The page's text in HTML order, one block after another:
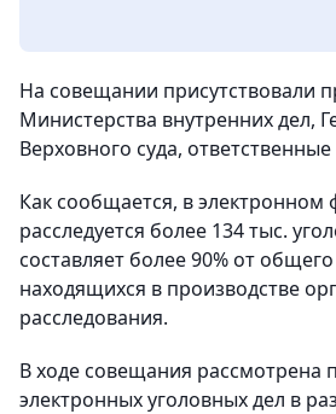
На совещании присутствовали
Министерства внутренних дел,
Верховного суда,
Как сообщается, в электронном
расследуется более 134 тыс.
составляет более 90% от
находящихся в производстве
расследования.
В ходе совещания рассмотрена
электронных уголовных дел в